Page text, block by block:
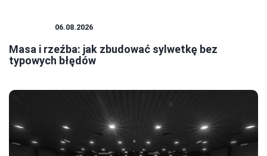
06.08.2026
Masa i rzeźba: jak zbudować sylwetkę bez
typowych błędów